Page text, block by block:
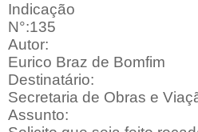
Indicação
N°:135
Autor:
Eurico Braz de Bomfim
Destinatário:
Secretaria de Obras e
Assunto: